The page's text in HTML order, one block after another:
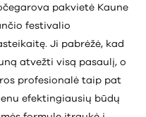
pakvietė Kaune
festivalio
Ji pabrėžė, kad
atvežti visą pasaulį, o
profesionalė taip pat
efektingiausių būdų